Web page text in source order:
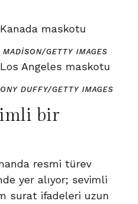
MADISON/GETTY IMAGES
DUFFY/GETTY IMAGES
bir
resmi türev
yer alıyor; sevimli
surat ifadeleri uzun